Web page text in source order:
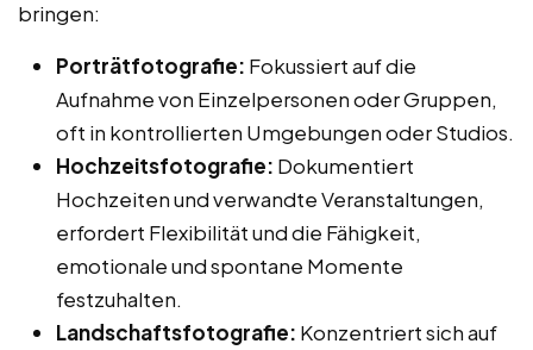
bringen:
Porträtfotografie: Fokussiert auf die
Aufnahme von Einzelpersonen oder Gruppen,
oft in kontrollierten Umgebungen oder Studios.
Hochzeitsfotografie: Dokumentiert
Hochzeiten und verwandte Veranstaltungen,
erfordert Flexibilität und die Fähigkeit,
emotionale und spontane Momente
festzuhalten.
Landschaftsfotografie: Konzentriert sich auf